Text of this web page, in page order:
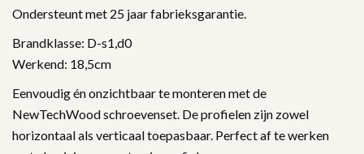
Ondersteunt met 25 jaar fabrieksgarantie.
Brandklasse: D-s1,d0
Werkend: 18,5cm
Eenvoudig én onzichtbaar te monteren met de
NewTechWood schroevenset. De profielen zijn zowel
horizontaal als verticaal toepasbaar. Perfect af te werken